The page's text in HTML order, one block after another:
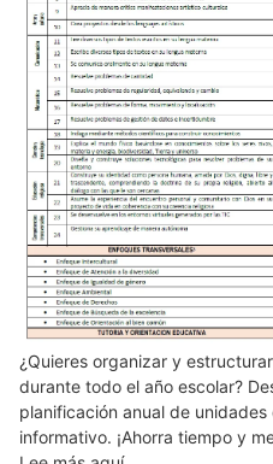
¿Quieres organizar y
durante todo el año escolar?
planificación anual de
informativo. ¡Ahorra tiempo y